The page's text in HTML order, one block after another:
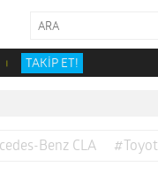
TAKİP ET!
Benz CLA